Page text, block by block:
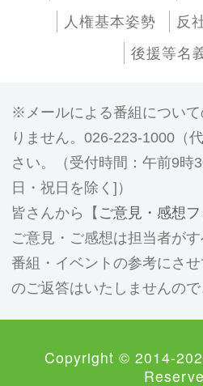
人権基本姿勢
反
後援等名
メールによる番組につい
りません。026-223-1000（
さい。（受付時間：午前9時
日・祝日を除く]）
皆さんから【 ご意見・感想
ご意見・ご感想は担当者が
番組・イベントの参考にさ
のご返答はいたしませんので
Copyright © 2014-